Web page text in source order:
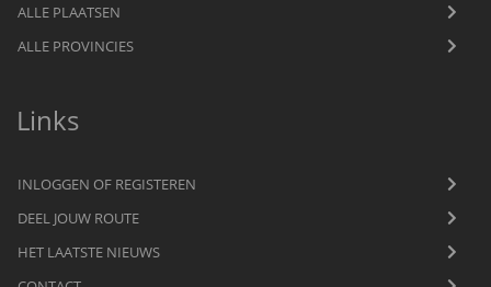
ALLE PLAATSEN
ALLE PROVINCIES
Links
INLOGGEN OF REGISTEREN
DEEL JOUW ROUTE
HET LAATSTE NIEUWS